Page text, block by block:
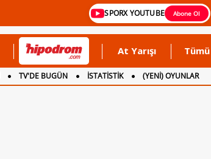
SPORX YOUTUBE Abone Ol
At Yarışı Tümü
TV'DE BUGÜN İSTATİSTİK
(YENİ) OYUNLAR